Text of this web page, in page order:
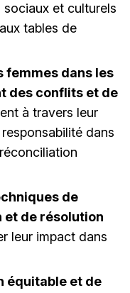
et culturels
tables de
femmes dans les
des conflits et de
à travers leur
dans
de
et de résolution
leur impact dans
équitable et de